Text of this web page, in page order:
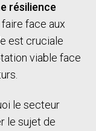
résilience
face aux
est cruciale
viable face
le secteur
le sujet de